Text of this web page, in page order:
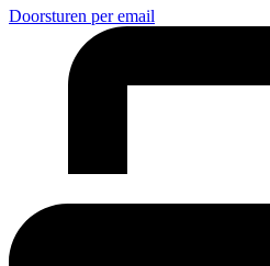
Doorsturen per email